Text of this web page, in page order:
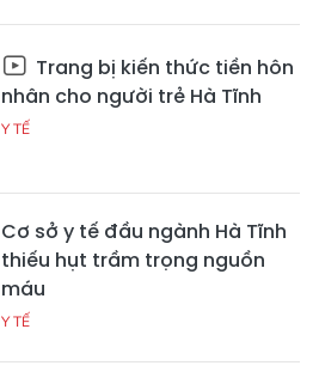
Trang bị kiến thức tiền hôn
nhân cho người trẻ Hà Tĩnh
Y TẾ
Cơ sở y tế đầu ngành Hà Tĩnh
thiếu hụt trầm trọng nguồn
máu
Y TẾ